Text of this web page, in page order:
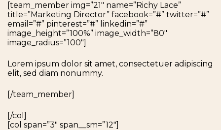
[team_member img=”21″ name=”Richy Lace”
title=”Marketing Director” facebook=”#” twitter=”#”
email=”#” pinterest=”#” linkedin=”#”
image_height=”100%” image_width=”80″
image_radius=”100″]
Lorem ipsum dolor sit amet, consectetuer adipiscing
elit, sed diam nonummy.
[/team_member]
[/col]
[col span=”3″ span__sm=”12″]